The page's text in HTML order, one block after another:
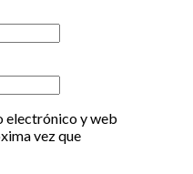
electrónico y web
vez que